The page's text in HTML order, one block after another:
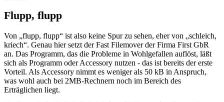
Flupp, flupp
Von „flupp, flupp“ ist also keine Spur zu sehen, eher von „schleich,
kriech“. Genau hier setzt der Fast Filemover der Firma First GbR
an. Das Programm, das die Probleme in Wohlgefallen auflöst, läßt
sich als Programm oder Accessory nutzen - das ist bereits der erste
Vorteil. Als Accessory nimmt es weniger als 50 kB in Anspruch,
was wohl auch bei 2MB-Rechnern noch im Bereich des
Erträglichen liegt.